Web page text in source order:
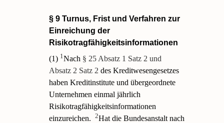
§ 9 Turnus, Frist und Verfahren zur
Einreichung der
Risikotragfähigkeitsinformationen
(1) 1Nach § 25 Absatz 1 Satz 2 und
Absatz 2 Satz 2 des Kreditwesengesetzes
haben Kreditinstitute und übergeordnete
Unternehmen einmal jährlich
Risikotragfähigkeitsinformationen
einzureichen.
2Hat die Bundesanstalt nach